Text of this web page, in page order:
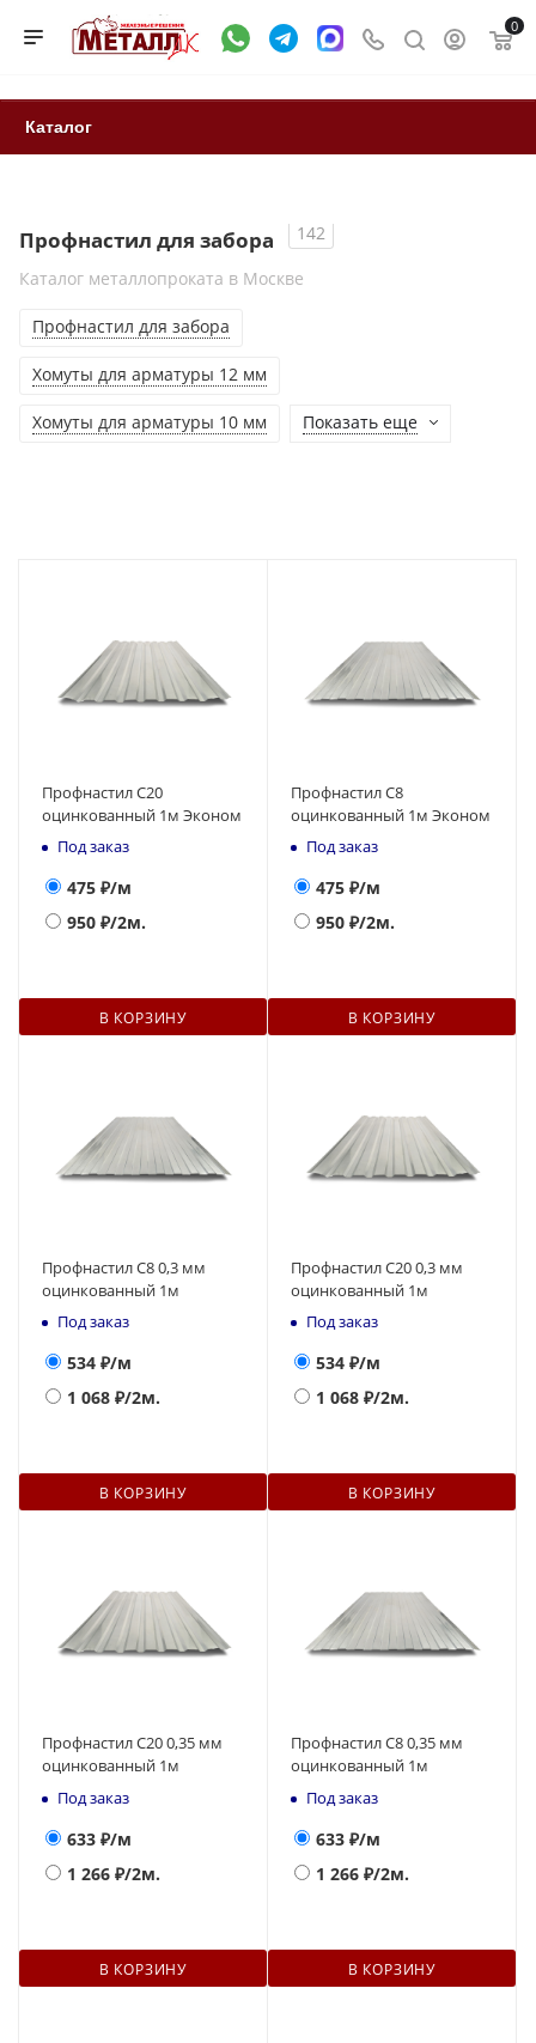
0
Каталог
Профнастил для забора
142
Каталог металлопроката в Москве
Профнастил для забора
Хомуты для арматуры 12 мм
Хомуты для арматуры 10 мм Показать еще
Профнастил С20
оцинкованный 1м Эконом
Под заказ
475 ₽/м
950 ₽/2м.
В КОРЗИНУ
Профнастил С8
оцинкованный 1м Эконом
Под заказ
475 ₽/м
950 ₽/2м.
В КОРЗИНУ
Профнастил С8 0,3 мм
оцинкованный 1м
Под заказ
534 ₽/м
1 068 ₽/2м.
В КОРЗИНУ
Профнастил С20 0,3 мм
оцинкованный 1м
Под заказ
534 ₽/м
1 068 ₽/2м.
В КОРЗИНУ
Профнастил С20 0,35 мм
оцинкованный 1м
Под заказ
633 ₽/м
1 266 ₽/2м.
В КОРЗИНУ
Профнастил С8 0,35 мм
оцинкованный 1м
Под заказ
633 ₽/м
1 266 ₽/2м.
В КОРЗИНУ